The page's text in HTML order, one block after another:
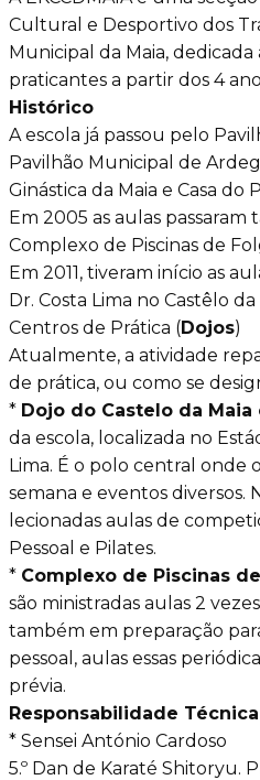
Cultural e Desportivo dos
Municipal da Maia,
praticantes a partir dos 4
Histórico
A escola já passou pelo
Pavilhão Municipal de
Ginástica da Maia e Casa do
Em 2005 as aulas passaram
Complexo de Piscinas de
Em 2011, tiveram início as
Dr. Costa Lima no Castêlo da
Centros de Prática (Dojos)
Atualmente, a atividade
de prática, ou como se
* Dojo do Castelo da Maia
da escola, localizada no
Lima. É o polo central onde
semana e eventos diversos.
lecionadas aulas de
Pessoal e Pilates.
* Complexo de Piscinas
são ministradas aulas 2
também em preparação
pessoal, aulas essas
prévia.
Responsabilidade Técnica
* Sensei António Cardoso
5.º Dan de Karaté Shitoryu.